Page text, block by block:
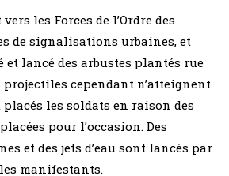
les Forces de l’Ordre des
de signalisations urbaines, et
et lancé des arbustes plantés rue
projectiles cependant n’atteignent
les soldats en raison des
pour l’occasion. Des
et des jets d’eau sont lancés par
manifestants.